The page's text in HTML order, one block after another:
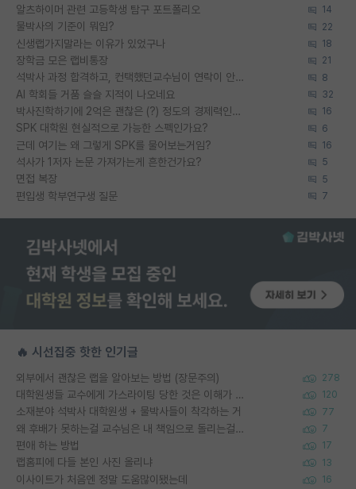
알츠하이머 관련 고등학생 탐구 포트폴리오 14
물박사의 기준이 뭐임? 22
신생랩가지말라는 이유가 있었구나 18
장학금 모은 랩비통장 21
석박사 과정 합격하고, 컨택했던교수님이 연락이 안됩니다... 8
AI 학회들 거품 슬슬 지적이 나오네요 32
박사진학하기에 2억은 괜찮은 (?) 정도의 경제력인가요 16
SPK 대학원 현실적으로 가능한 스펙인가요? 6
근데 여기는 왜 그렇게 SPK를 물어보는거임? 16
석사가 1저자 논문 가져가는게 흔한건가요? 5
면접 복장 5
편입생 학부연구생 질문 7
🔥 시선집중 핫한 인기글
외부에서 괜찮은 랩을 알아보는 방법 (장문주의) 278
대학원생들 교수에게 가스라이팅 당한 것은 이해가 갑니다. 안타깝네요. 120
소재분야 석박사 대학원생 + 물박사들이 착각하는 거 77
왜 후배가 못하는걸 교수님은 내 책임으로 돌리는걸까요? 7
편애 하는 방법 17
랩홈피에 다들 본인 사진 올리냐 13
이사이트가 처음엔 정말 도움많이됐는데 16